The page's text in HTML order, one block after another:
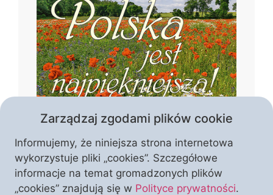
Zarządzaj zgodami plików cookie
Informujemy, że niniejsza strona internetowa
wykorzystuje pliki „cookies”. Szczegółowe
informacje na temat gromadzonych plików
„cookies” znajdują się w Polityce prywatności.